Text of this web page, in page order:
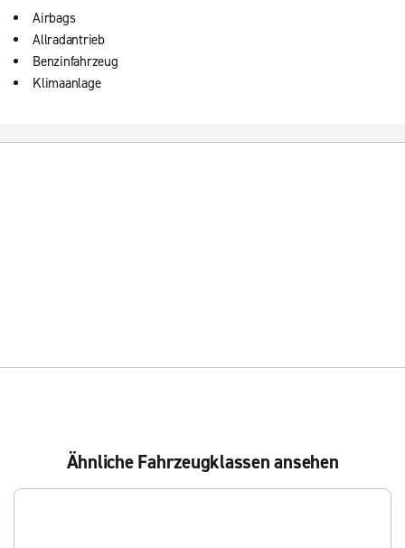
Airbags
Allradantrieb
Benzinfahrzeug
Klimaanlage
Ähnliche Fahrzeugklassen ansehen